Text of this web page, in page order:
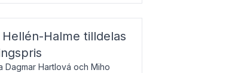
Halme tilldelas
Dagmar Hartlová och Miho